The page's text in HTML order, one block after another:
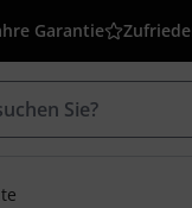
Garantie